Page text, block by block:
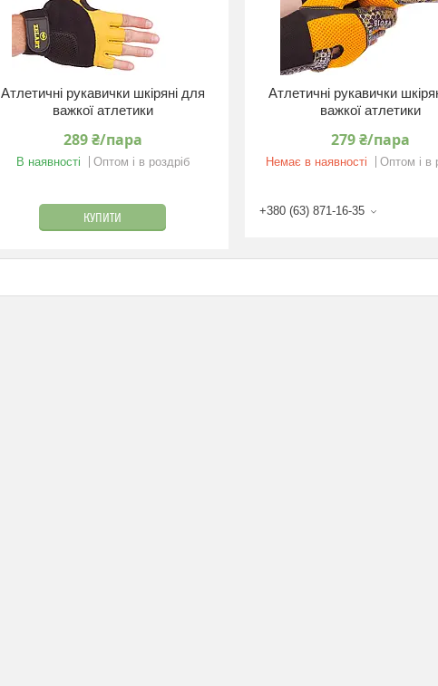
Атлетичні рукавички шкіряні для
важкої атлетики
289 ₴/пара
В наявності Оптом і в роздріб
КУПИТИ
Атлетичні рукавички
важкої атлетики
279 ₴/пара
Немає в наявності Оптом і в
+380 (63) 871-16-35